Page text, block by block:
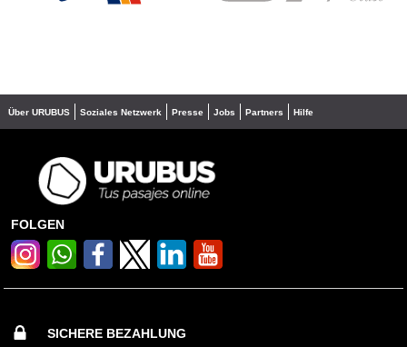
Über URUBUS Soziales Netzwerk Presse Jobs Partners Hilfe
FOLGEN
SICHERE BEZAHLUNG